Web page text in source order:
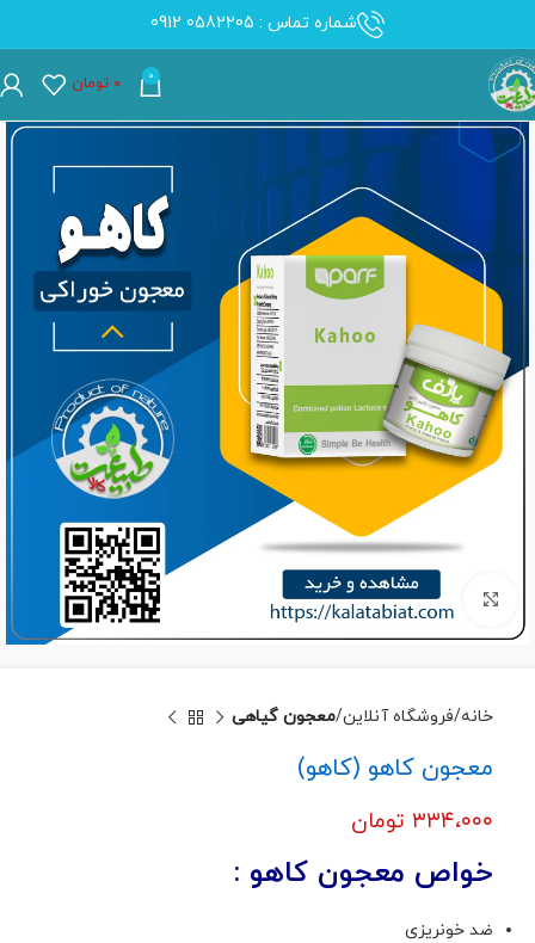
شماره تماس : 0582205 0912
0 ۰ تومان
برای بزرگنمایی کلیک کنید
خانه فروشگاه آنلاین معجون گیاهی
معجون کاهو (کاهو)
۳۳۴،۰۰۰ تومان
خواص معجون کاهو :
ضد خونریزی